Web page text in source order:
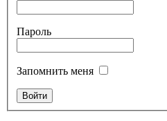
Пароль
Запомнить меня